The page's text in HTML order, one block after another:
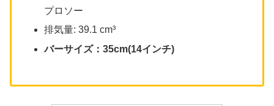
プロソー
排気量: 39.1 cm³
バーサイズ：35cm(14インチ)